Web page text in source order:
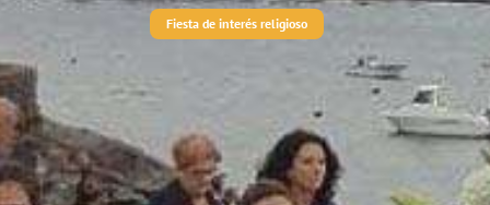
Fiesta de interés religioso